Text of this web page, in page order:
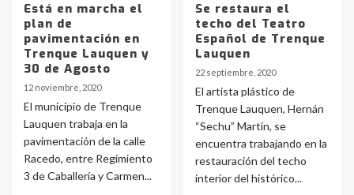
Está en marcha el
plan de
pavimentación en
Trenque Lauquen y
30 de Agosto
12 noviembre, 2020
El municipio de Trenque
Lauquen trabaja en la
pavimentación de la calle
Racedo, entre Regimiento
3 de Caballería y Carmen...
Se restaura el
techo del Teatro
Español de Trenque
Lauquen
22 septiembre, 2020
El artista plástico de
Trenque Lauquen, Hernán
“Sechu” Martín, se
encuentra trabajando en la
restauración del techo
interior del histórico...